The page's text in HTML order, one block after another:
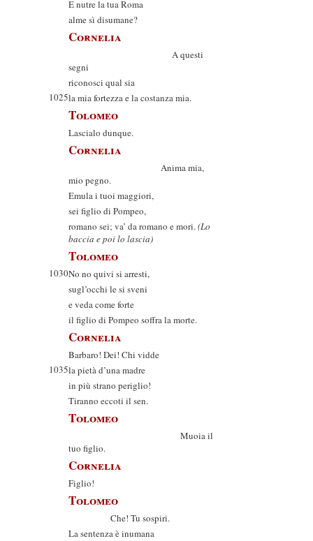
E nutre la tua Roma
alme sì disumane?
Cornelia
A questi
segni
riconosci qual sia
1025la mia fortezza e la costanza mia.
Tolomeo
Lascialo dunque.
Cornelia
Anima mia,
mio pegno.
Emula i tuoi maggiori,
sei figlio di Pompeo,
romano sei; va’ da romano e mori.(Lo
baccia e poi lo lascia)
Tolomeo
1030No no quivi si arresti,
sugl’occhi le si sveni
e veda come forte
il figlio di Pompeo soffra la morte.
Cornelia
Barbaro! Dei! Chi vidde
1035la pietà d’una madre
in più strano periglio!
Tiranno eccoti il sen.
Tolomeo
Muoia il
tuo figlio.
Cornelia
Figlio!
Tolomeo
Che! Tu sospiri.
La sentenza è inumana